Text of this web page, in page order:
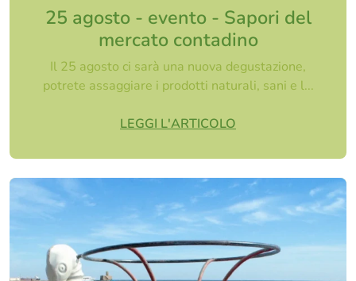
25 agosto - evento - Sapori del
mercato contadino
Il 25 agosto ci sarà una nuova degustazione,
potrete assaggiare i prodotti naturali, sani e l...
LEGGI L'ARTICOLO